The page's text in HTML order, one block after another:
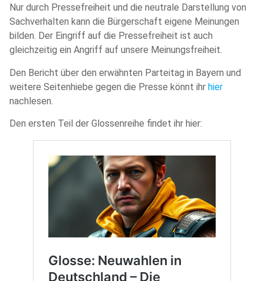
Nur durch Pressefreiheit und die neutrale Darstellung von
Sachverhalten kann die Bürgerschaft eigene Meinungen
bilden. Der Eingriff auf die Pressefreiheit ist auch
gleichzeitig ein Angriff auf unsere Meinungsfreiheit.
Den Bericht über den erwähnten Parteitag in Bayern und
weitere Seitenhiebe gegen die Presse könnt ihr hier
nachlesen.
Den ersten Teil der Glossenreihe findet ihr hier: